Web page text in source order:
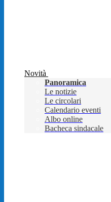
Novità
Panoramica
Le notizie
Le circolari
Calendario eventi
Albo online
Bacheca sindacale